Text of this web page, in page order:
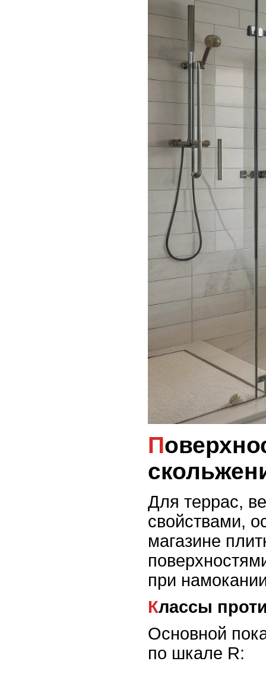
Поверхности и текстуры плитки, предотвращающие
Для террас,
свойствами,
магазине
при
Классы
Основной
по шкале R: